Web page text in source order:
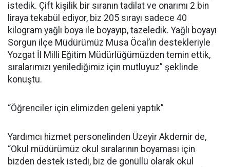
istedik. Çift kişilik bir sıranın tadilat ve onarımı 2 bin
liraya tekabül ediyor, biz 205 sırayı sadece 40
kilogram yağlı boya ile boyayıp, tazeledik. Yağlı boyayı
Sorgun ilçe Müdürümüz Musa Öcal’ın destekleriyle
Yozgat İl Milli Eğitim Müdürlüğümüzden temin ettik,
sıralarımızı yenilediğimiz için mutluyuz” şeklinde
konuştu.
“Öğrenciler için elimizden geleni yaptık”
Yardımcı hizmet personelinden Üzeyir Akdemir de,
“Okul müdürümüz okul sıralarının boyaması için
bizden destek istedi, biz de gönüllü olarak okul